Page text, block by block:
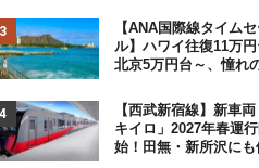
ジュアルパーティープ
【ANA国際線タイム
ル】ハワイ往復11万円
北京5万円台～、憧れ
GW旅行まで狙える激
路線まとめ（8/10まで
【西武新宿線】新車両
キイロ」2027年春運行
始！田無・新所沢にも